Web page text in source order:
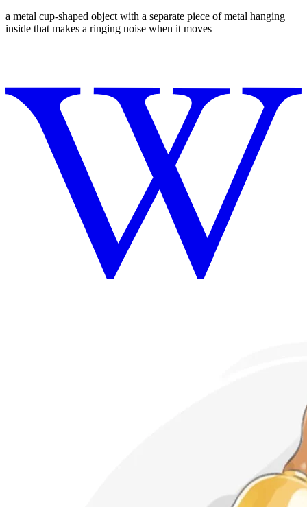
a metal cup-shaped object with a separate piece of metal hanging
inside that makes a ringing noise when it moves